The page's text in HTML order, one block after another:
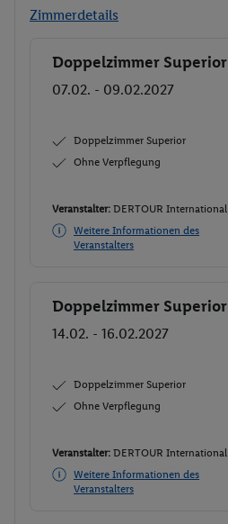
Zimmerdetails
Buchen
Doppelzimmer Superior
07.02. - 09.02.2027
Doppelzimmer Superior
Ohne Verpflegung
Veranstalter: DERTOUR International
Weitere Informationen des
Veranstalters
Buchen
Doppelzimmer Superior
14.02. - 16.02.2027
Doppelzimmer Superior
Ohne Verpflegung
Veranstalter: DERTOUR International
Weitere Informationen des
Veranstalters